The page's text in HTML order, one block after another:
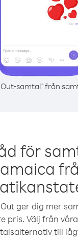
samtal" från
för
ger dig mer
pris. Välj från
till